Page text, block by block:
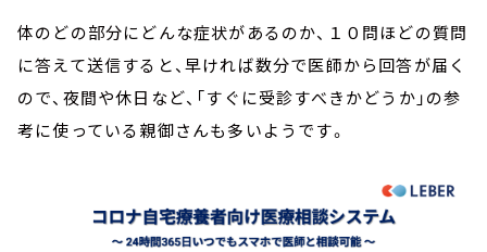
体のどの部分にどんな症状があるのか、１０問ほどの質問
に答えて送信すると、早ければ数分で医師から回答が届く
ので、夜間や休日など、「すぐに受診すべきかどうか」の参
考に使っている親御さんも多いようです。